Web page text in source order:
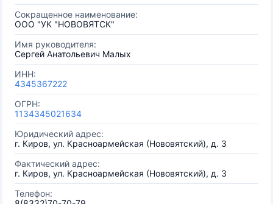
Сокращенное наименование:
ООО "УК "НОВОВЯТСК"
Имя руководителя:
Сергей Анатольевич Малых
ИНН:
4345367222
ОГРН:
1134345021634
Юридический адрес:
г. Киров, ул. Красноармейская (Нововятский), д. 3
Фактический адрес:
г. Киров, ул. Красноармейская (Нововятский), д. 3
Телефон: